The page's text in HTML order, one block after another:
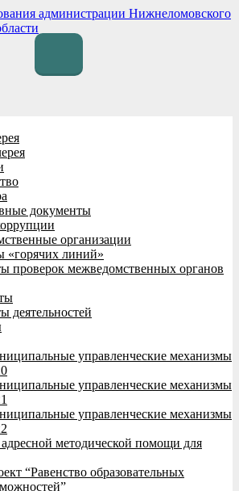
документы
организации
«горячих линий»
проверок межведомственных органов
деятельностей
управленческие механизмы
управленческие механизмы
управленческие механизмы
методической помощи для
“Равенство образовательных